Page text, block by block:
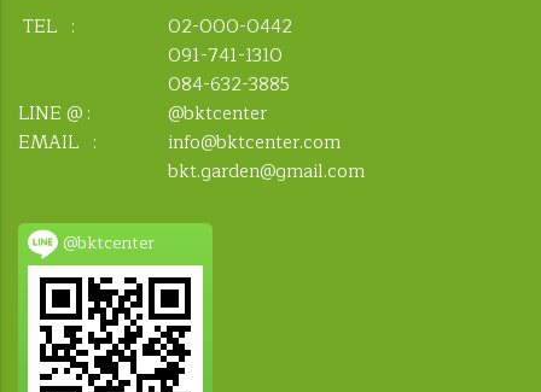
TEL :
02-000-0442
091-741-1310
084-632-3885
LINE @ :
@bktcenter
EMAIL :
info@bktcenter.com
bkt.garden@gmail.com
@bktcenter